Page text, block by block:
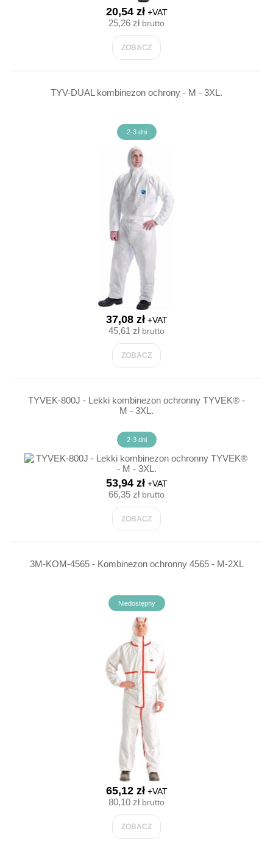
20,54 zł+VAT
25,26 złbrutto
ZOBACZ
TYV-DUAL kombinezon ochrony - M - 3XL.
2-3 dni
37,08 zł+VAT
45,61 złbrutto
ZOBACZ
TYVEK-800J - Lekki kombinezon ochronny TYVEK® -
M - 3XL.
2-3 dni
53,94 zł+VAT
66,35 złbrutto
ZOBACZ
3M-KOM-4565 - Kombinezon ochronny 4565 - M-2XL
Niedostępny
65,12 zł+VAT
80,10 złbrutto
ZOBACZ